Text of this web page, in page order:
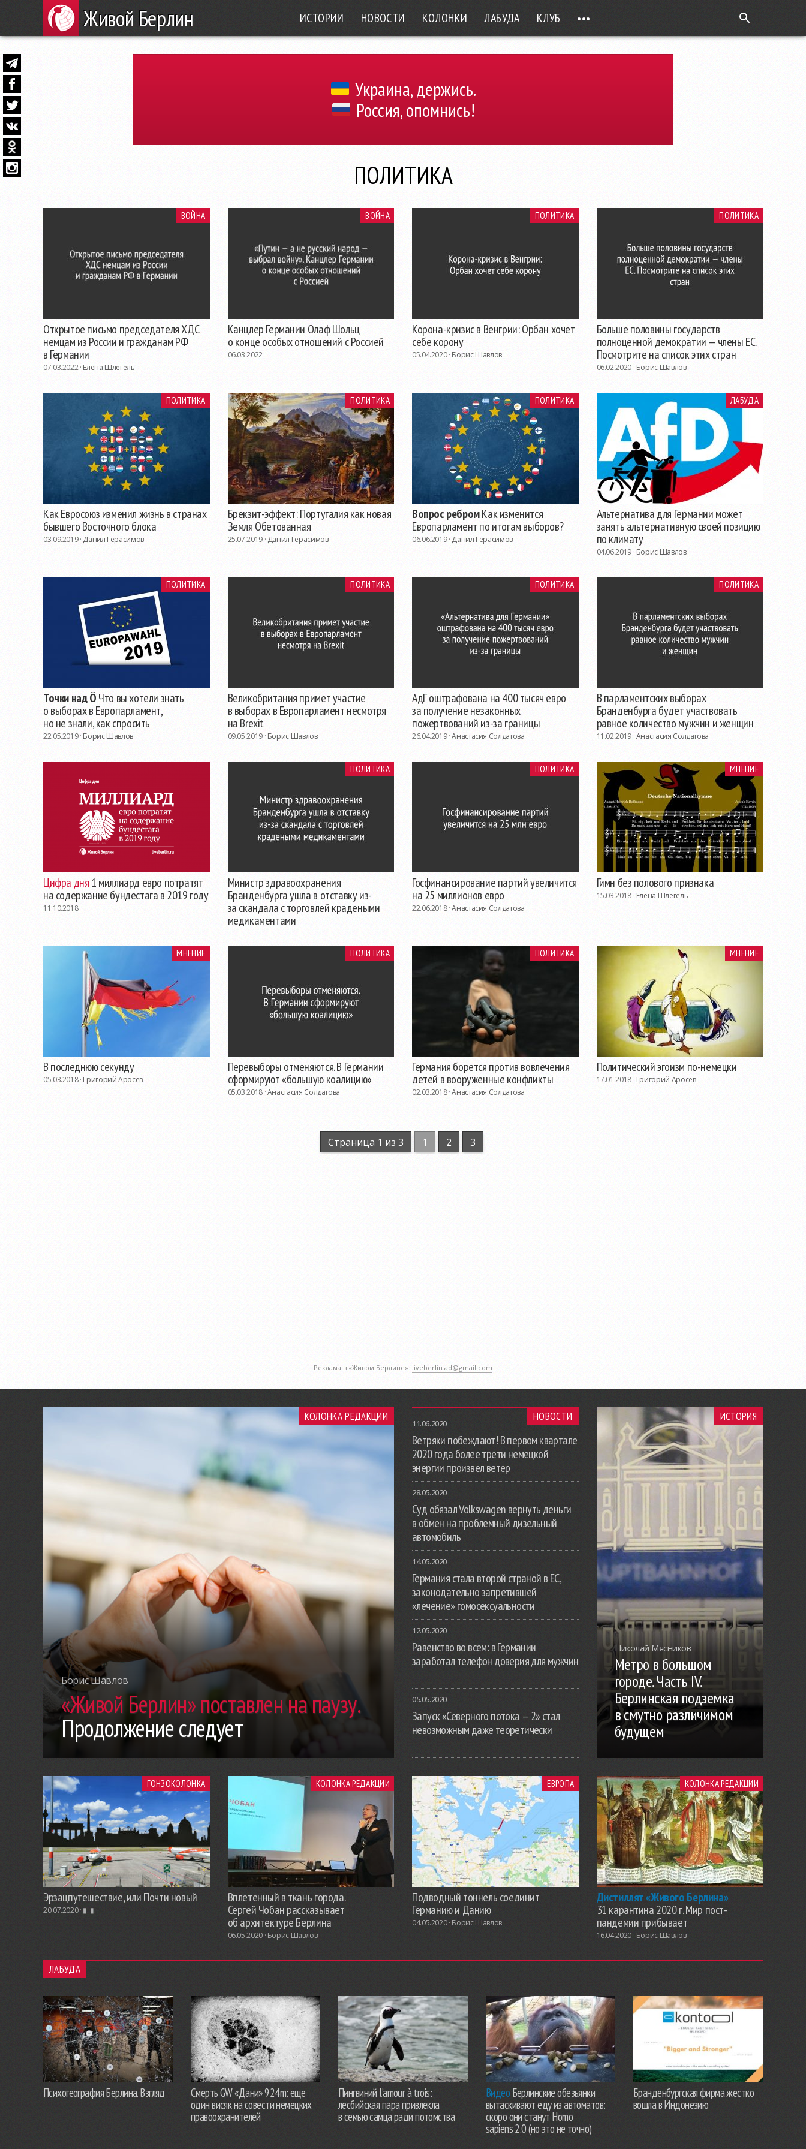
Живой Берлин ИСТОРИИ НОВОСТИ КОЛОНКИ ЛАБУДА КЛУБ •••
Украина, держись.
Россия, опомнись!
ПОЛИТИКА
ВОЙНА
Открытое письмо председателя ХДС
немцам из России и гражданам РФ
в Германии
07.03.2022 ·Елена Шлегель
ВОЙНА
Канцлер Германии Олаф Шольц
о конце особых отношений с Россией
06.03.2022
ПОЛИТИКА
Корона-кризис в Венгрии: Орбан хочет
себе корону
05.04.2020 ·Борис Шавлов
ПОЛИТИКА
Больше половины государств
полноценной демократии — члены ЕС.
Посмотрите на список этих стран
06.02.2020 ·Борис Шавлов
ПОЛИТИКА
Как Евросоюз изменил жизнь в странах
бывшего Восточного блока
03.09.2019 · Данил Герасимов
ПОЛИТИКА
Брекзит-эффект: Португалия как новая
Земля Обетованная
25.07.2019 · Данил Герасимов
ПОЛИТИКА
Вопрос ребромКак изменится
Европарламент по итогам выборов?
06.06.2019 · Данил Герасимов
ЛАБУДА
Альтернатива для Германии может
занять альтернативную своей позицию
по климату
04.06.2019 ·Борис Шавлов
ПОЛИТИКА
Точки над ÖЧто вы хотели знать
о выборах в Европарламент,
но не знали, как спросить
22.05.2019 ·Борис Шавлов
ПОЛИТИКА
Великобритания примет участие
в выборах в Европарламент несмотря
на Brexit
09.05.2019 ·Борис Шавлов
ПОЛИТИКА
АдГ оштрафована на 400 тысяч евро
за получение незаконных
пожертвований из-за границы
26.04.2019 ·Анастасия Солдатова
ПОЛИТИКА
В парламентских выборах
Бранденбурга будет участвовать
равное количество мужчин и женщин
11.02.2019 ·Анастасия Солдатова
Цифра дня1 миллиард евро потратят
на содержание бундестага в 2019 году
11.10.2018
ПОЛИТИКА
Министр здравоохранения
Бранденбурга ушла в отставку из-
за скандала с торговлей крадеными
медикаментами
ПОЛИТИКА
Госфинансирование партий увеличится
на 25 миллионов евро
22.06.2018 ·Анастасия Солдатова
МНЕНИЕ
Гимн без полового признака
15.03.2018 ·Елена Шлегель
МНЕНИЕ
В последнюю секунду
05.03.2018 · Григорий Аросев
ПОЛИТИКА
Перевыборы отменяются. В Германии
сформируют «большую коалицию»
05.03.2018 ·Анастасия Солдатова
ПОЛИТИКА
Германия борется против вовлечения
детей в вооруженные конфликты
02.03.2018 ·Анастасия Солдатова
МНЕНИЕ
Политический эгоизм по-немецки
17.01.2018 ·Григорий Аросев
Страница 1 из 3 1 2 3
Реклама в «Живом Берлине»: liveberlin.ad@gmail.com
КОЛОНКА РЕДАКЦИИ
Борис Шавлов
«Живой Берлин» поставлен на паузу.
Продолжение следует
НОВОСТИ
11.06.2020
Ветряки побеждают! В первом квартале
2020 года более трети немецкой
энергии произвел ветер
28.05.2020
Суд обязал Volkswagen вернуть деньги
в обмен на проблемный дизельный
автомобиль
14.05.2020
Германия стала второй страной в ЕС,
законодательно запретившей
«лечение» гомосексуальности
12.05.2020
Равенство во всем: в Германии
заработал телефон доверия для мужчин
05.05.2020
Запуск «Северного потока — 2» стал
невозможным даже теоретически
ИСТОРИЯ
Николай Мясников
Метро в большом
городе. Часть IV.
Берлинская подземка
в смутно различимом
будущем
ГОНЗОКОЛОНКА
Эрзацпутешествие, или Почти новый
20.07.2020 · ▮. ▮.
КОЛОНКА РЕДАКЦИИ
Вплетенный в ткань города.
Сергей Чобан рассказывает
об архитектуре Берлина
06.05.2020 · Борис Шавлов
ЕВРОПА
Подводный тоннель соединит
Германию и Данию
04.05.2020 · Борис Шавлов
КОЛОНКА РЕДАКЦИИ
Дистиллят «Живого Берлина»
31 карантина 2020 г. Мир пост-
пандемии прибывает
16.04.2020 · Борис Шавлов
ЛАБУДА
Психогеография Берлина. Взгляд
Смерть GW «Дани» 924m: еще
один висяк на совести немецких
правоохранителей
Пингвиний l’amour à trois:
лесбийская пара привлекла
в семью самца ради потомства
Видео Берлинские обезьянки
вытаскивают еду из автоматов:
скоро они станут Homo
sapiens 2.0 (но это не точно)
Бранденбургская фирма жестко
вошла в Индонезию